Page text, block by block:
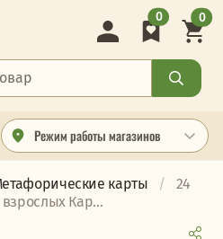
Режим работы магазинов
0 0
карты
24
Кар...